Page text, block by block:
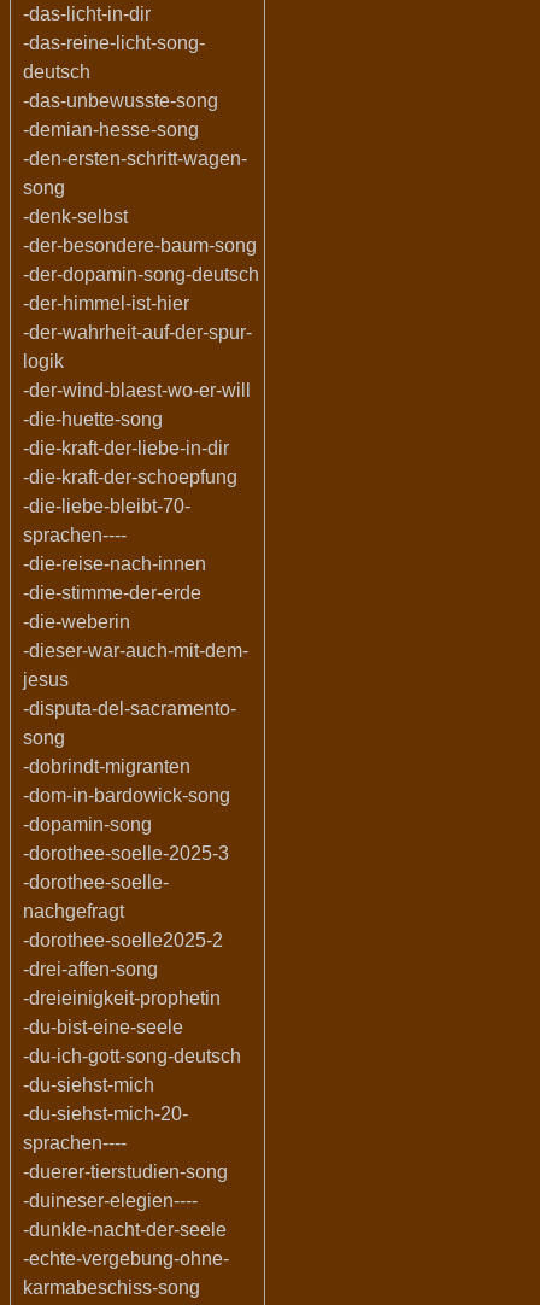
-das-licht-in-dir
-das-reine-licht-song-
deutsch
-das-unbewusste-song
-demian-hesse-song
-den-ersten-schritt-wagen-
song
-denk-selbst
-der-besondere-baum-song
-der-dopamin-song-deutsch
-der-himmel-ist-hier
-der-wahrheit-auf-der-spur-
logik
-der-wind-blaest-wo-er-will
-die-huette-song
-die-kraft-der-liebe-in-dir
-die-kraft-der-schoepfung
-die-liebe-bleibt-70-
sprachen----
-die-reise-nach-innen
-die-stimme-der-erde
-die-weberin
-dieser-war-auch-mit-dem-
jesus
-disputa-del-sacramento-
song
-dobrindt-migranten
-dom-in-bardowick-song
-dopamin-song
-dorothee-soelle-2025-3
-dorothee-soelle-
nachgefragt
-dorothee-soelle2025-2
-drei-affen-song
-dreieinigkeit-prophetin
-du-bist-eine-seele
-du-ich-gott-song-deutsch
-du-siehst-mich
-du-siehst-mich-20-
sprachen----
-duerer-tierstudien-song
-duineser-elegien----
-dunkle-nacht-der-seele
-echte-vergebung-ohne-
karmabeschiss-song